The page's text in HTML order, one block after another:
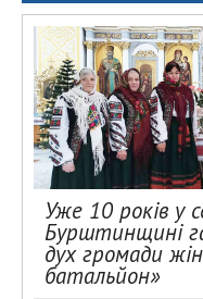
Уже 10 років у
Бурштинщині
дух громади
батальйон»